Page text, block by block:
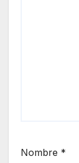
Nombre *